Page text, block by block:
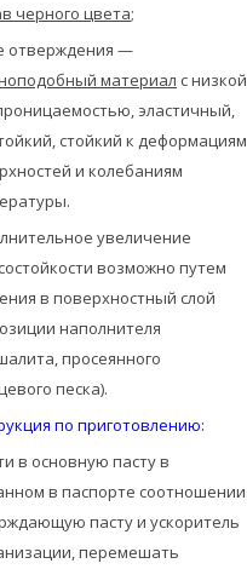
черного цвета;
отверждения —
материал с низкой
эластичный,
стойкий к деформациям
и колебаниям
увеличение
возможно путем
в поверхностный слой
наполнителя
просеянного
песка).
по приготовлению:
в основную пасту в
в паспорте соотношении
пасту и ускоритель
перемешать